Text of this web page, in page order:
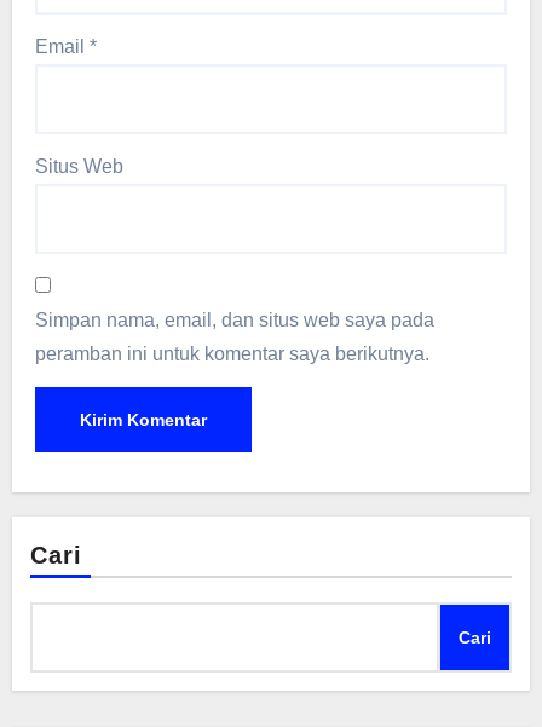
Email*
Situs Web
Simpan nama, email, dan situs web saya pada
peramban ini untuk komentar saya berikutnya.
Cari
Cari